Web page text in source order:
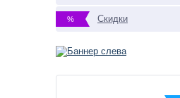
% Скидки